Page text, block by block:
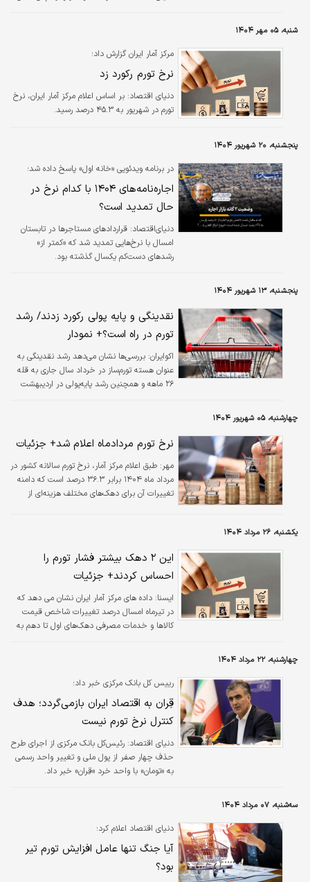
دلار بر مترمربع، رسیده است.
شنبه، ۰۵ مهر ۱۴۰۴
مرکز آمار ایران گزارش داد؛
نرخ تورم رکورد زد
دنیای اقتصاد: بر اساس اعلام مرکز آمار ایران، نرخ
تورم در شهریور به ۴۵.۳ درصد رسید.
پنجشنبه، ۲۰ شهریور ۱۴۰۴
در برنامه ویدئویی «خانه اول» پاسخ داده شد؛
اجاره‌نامه‌های ۱۴۰۴ با کدام نرخ در
حال تمدید است؟
دنیای‌اقتصاد: قراردادهای مستاجرها در تابستان
امسال با نرخ‌هایی تمدید شد که «کمتر از»
رشدهای دست‌کم یکسال گذشته بود.
پنجشنبه، ۱۳ شهریور ۱۴۰۴
نقدینگی و پایه پولی رکورد زدند/ رشد
تورم در راه است؟+ نمودار
اکوایران: بررسی‌ها نشان می‌دهد رشد نقدینگی به
عنوان هسته تورم‌ساز در خرداد سال جاری به قله
۲۶ ماهه و همچنین رشد پایه‌پولی در اردیبهشت
چهارشنبه، ۰۵ شهریور ۱۴۰۴
نرخ تورم مردادماه اعلام شد+ جزئیات
مهر: طبق اعلام مرکز آمار، نرخ تورم سالانه کشور در
مرداد ماه ۱۴۰۴ برابر ۳۶.۳ درصد است که دامنه
تغییرات آن برای دهک‌های مختلف هزینه‌ای از
یکشنبه، ۲۶ مرداد ۱۴۰۴
این ۲ دهک بیشتر فشار تورم را
احساس کردند+ جزئیات
ايسنا: داده های مرکز آمار ایران نشان می دهد که
در تیرماه امسال درصد تغییرات شاخص قیمت
کالاها و خدمات مصرفی دهک‌های اول تا دهم به
چهارشنبه، ۲۲ مرداد ۱۴۰۴
رییس کل بانک مرکزی خبر داد؛
قِران به اقتصاد ایران بازمی‌گردد؛ هدف
کنترل نرخ تورم نیست
دنیای اقتصاد: رئیس‌کل بانک مرکزی از اجرای طرح
حذف چهار صفر از پول ملی و تغییر واحد رسمی
به «تومان» با واحد خرد «قِران» خبر داد.
سه‌شنبه، ۰۷ مرداد ۱۴۰۴
دنیای اقتصاد اعلام کرد؛
آیا جنگ تنها عامل افزایش تورم تیر
بود؟